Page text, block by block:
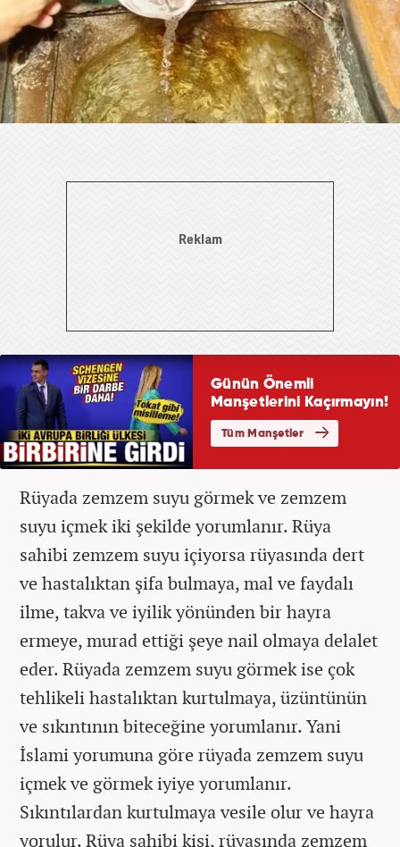
Rüyada zemzem suyu görmek ve zemzem
suyu içmek iki şekilde yorumlanır. Rüya
sahibi zemzem suyu içiyorsa rüyasında dert
ve hastalıktan şifa bulmaya, mal ve faydalı
ilme, takva ve iyilik yönünden bir hayra
ermeye, murad ettiği şeye nail olmaya delalet
eder. Rüyada zemzem suyu görmek ise çok
tehlikeli hastalıktan kurtulmaya, üzüntünün
ve sıkıntının biteceğine yorumlanır. Yani
İslami yorumuna göre rüyada zemzem suyu
içmek ve görmek iyiye yorumlanır.
Sıkıntılardan kurtulmaya vesile olur ve hayra
yorulur. Rüya sahibi kişi, rüyasında zemzem